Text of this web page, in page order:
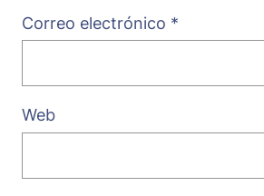
Correo electrónico *
Web